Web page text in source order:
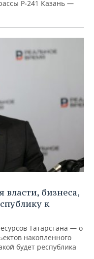
Р‑241 Казань —
бизнеса,
к
Татарстана — о
накопленного
будет республика